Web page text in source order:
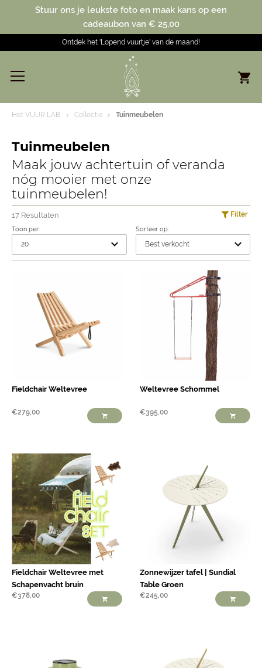
Stuur ons je leukste foto en maak kans op een
cadeaubon van € 25,00
Ontdek het 'Lopend vuurtje' van de maand!
Het VUUR LAB. Collectie Tuinmeubelen
Tuinmeubelen
Maak jouw achtertuin of veranda
nóg mooier met onze
tuinmeubelen!
17 Resultaten Filter
Toon per: Sorteer op:
Fieldchair Weltevree
€279,00
Weltevree Schommel
€395,00
Fieldchair Weltevree met
Schapenvacht bruin
€378,00
Zonnewijzer tafel | Sundial
Table Groen
€245,00